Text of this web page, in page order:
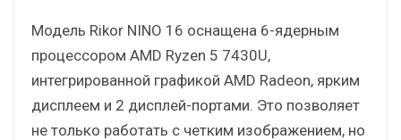
Модель Rikor NINO 16 оснащена 6-ядерным
процессором AMD Ryzen 5 7430U,
интегрированной графикой AMD Radeon, ярким
дисплеем и 2 дисплей-портами. Это позволяет
не только работать с четким изображением, но